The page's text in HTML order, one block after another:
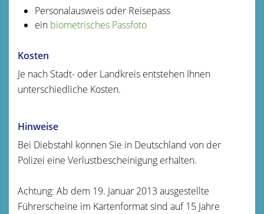
Personalausweis oder Reisepass
ein biometrisches Passfoto
Kosten
Je nach Stadt- oder Landkreis entstehen Ihnen
unterschiedliche Kosten.
Hinweise
Bei Diebstahl können Sie in Deutschland von der
Polizei eine Verlustbescheinigung erhalten.
Achtung: Ab dem 19. Januar 2013 ausgestellte
Führerscheine im Kartenformat sind auf 15 Jahre